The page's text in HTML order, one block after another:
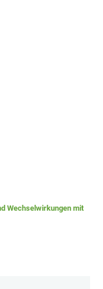
Wechselwirkungen mit